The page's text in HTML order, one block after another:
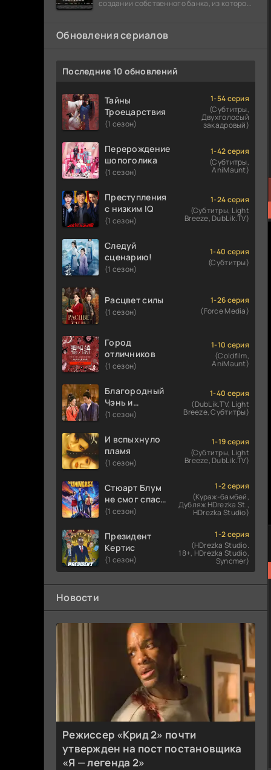
создании собственного банка, из которого
долларов. Однако,
Обновления сериалов
Последние 10 обновлений
Тайны
Троецарствия
(1 сезон)
1-54 серия
(Субтитры,
Двухголосый
закадровый)
Перерождение
шопоголика
(1 сезон)
1-42 серия
(Субтитры,
AniMaunt)
Преступления
с низким IQ
(1 сезон)
1-24 серия
(Субтитры, Light
Breeze, DubLik.TV)
Следуй
сценарию!
(1 сезон)
1-40 серия
(Субтитры)
Расцвет силы
(1 сезон)
1-26 серия
(Force Media)
Город
отличников
(1 сезон)
1-10 серия
(Coldfilm,
AniMaunt)
Благородный
Чэнь и
прекрасная
(1 сезон)
1-40 серия
(DubLik.TV, Light
Breeze, Субтитры)
И вспыхнуло
пламя
(1 сезон)
1-19 серия
(Субтитры, Light
Breeze, DubLik.TV)
Стюарт Блум
не смог спасти
вселенную
(1 сезон)
1-2 серия
(Кураж-бамбей,
Дубляж HDrezka St.,
HDrezka Studio)
Президент
Кертис
(1 сезон)
1-2 серия
(HDrezka Studio.
18+, HDrezka Studio,
Syncmer)
Новости
Режиссер «Крид 2» почти
утвержден на пост постановщика
«Я — легенда 2»